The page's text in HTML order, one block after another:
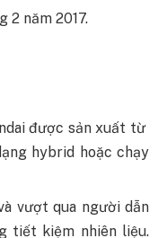
2 năm 2017.
được sản xuất từ
hybrid hoặc chạy
vượt qua người dẫn
tiết kiệm nhiên liệu.